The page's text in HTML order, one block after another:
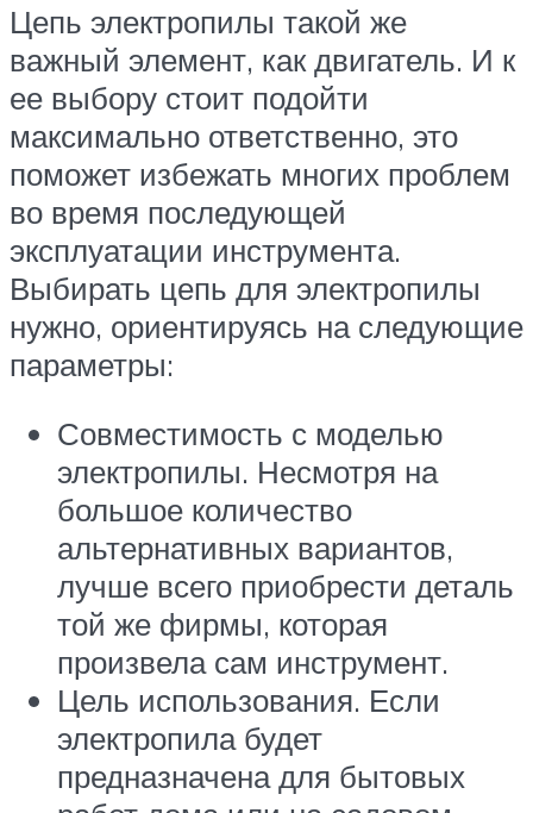
Цепь электропилы такой же
важный элемент, как двигатель. И к
ее выбору стоит подойти
максимально ответственно, это
поможет избежать многих проблем
во время последующей
эксплуатации инструмента.
Выбирать цепь для электропилы
нужно, ориентируясь на следующие
параметры:
Совместимость с моделью
электропилы. Несмотря на
большое количество
альтернативных вариантов,
лучше всего приобрести деталь
той же фирмы, которая
произвела сам инструмент.
Цель использования. Если
электропила будет
предназначена для бытовых